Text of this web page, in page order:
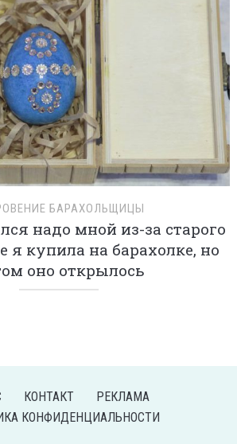
БАРАХОЛЬЩИЦЫ
надо мной из-за старого
я купила на барахолке, но
оно открылось
КОНТАКТ
РЕКЛАМА
КОНФИДЕНЦИАЛЬНОСТИ